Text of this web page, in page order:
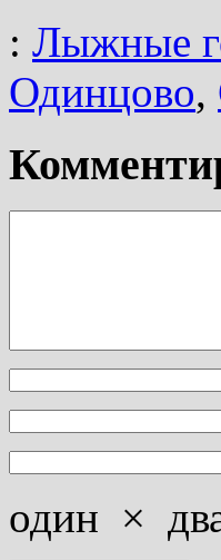
: Лыжные
Одинцово,
один ×